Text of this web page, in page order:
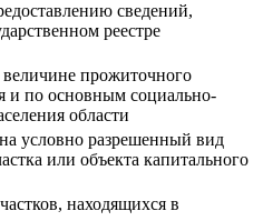
сведений,
реестре
прожиточного
и по основным социально-
области
условно разрешенный вид
или объекта капитального
находящихся в